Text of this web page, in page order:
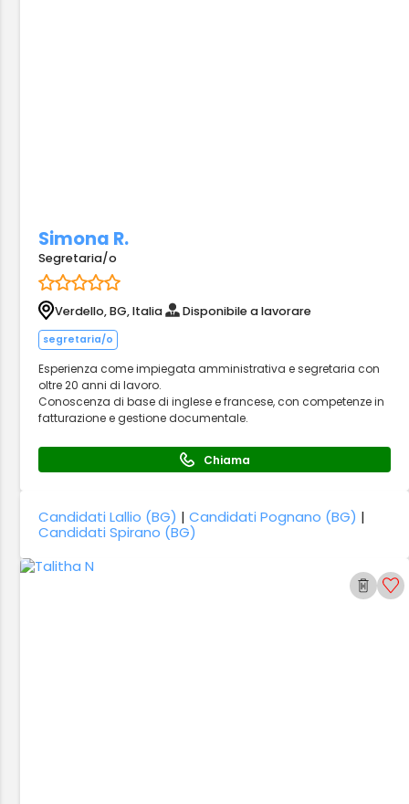
Simona R.
Segretaria/o
Verdello, BG, Italia Disponibile a lavorare
segretaria/o
Esperienza come impiegata amministrativa e segretaria con
oltre 20 anni di lavoro.
Conoscenza di base di inglese e francese, con competenze in
fatturazione e gestione documentale.
Chiama
Candidati Lallio (BG) |Candidati Pognano (BG) |
Candidati Spirano (BG)